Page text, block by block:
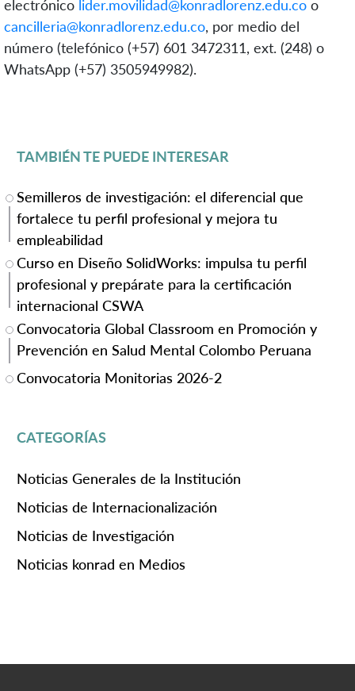
electrónico lider.movilidad@konradlorenz.edu.co o
cancilleria@konradlorenz.edu.co, por medio del
número (telefónico (+57) 601 3472311, ext. (248) o
WhatsApp (+57) 3505949982).
TAMBIÉN TE PUEDE INTERESAR
Semilleros de investigación: el diferencial que
fortalece tu perfil profesional y mejora tu
empleabilidad
Curso en Diseño SolidWorks: impulsa tu perfil
profesional y prepárate para la certificación
internacional CSWA
Convocatoria Global Classroom en Promoción y
Prevención en Salud Mental Colombo Peruana
Convocatoria Monitorias 2026-2
CATEGORÍAS
Noticias Generales de la Institución
Noticias de Internacionalización
Noticias de Investigación
Noticias konrad en Medios